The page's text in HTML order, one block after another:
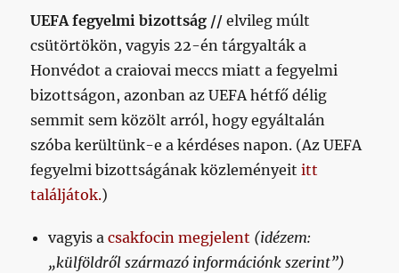
UEFA fegyelmi bizottság //elvileg múlt
csütörtökön, vagyis 22-én tárgyalták a
Honvédot a craiovai meccs miatt a fegyelmi
bizottságon, azonban az UEFA hétfő délig
semmit sem közölt arról, hogy egyáltalán
szóba kerültünk-e a kérdéses napon. (Az UEFA
fegyelmi bizottságának közleményeititt
találjátok.)
vagyis acsakfocin megjelent (idézem:
„külföldről származó információnk szerint”)